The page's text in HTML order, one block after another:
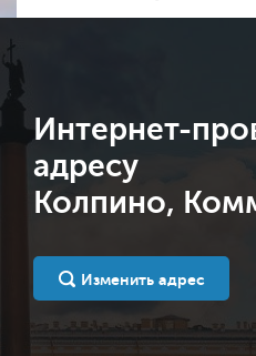
Интернет-
адресу
Колпино,
Изменить адрес